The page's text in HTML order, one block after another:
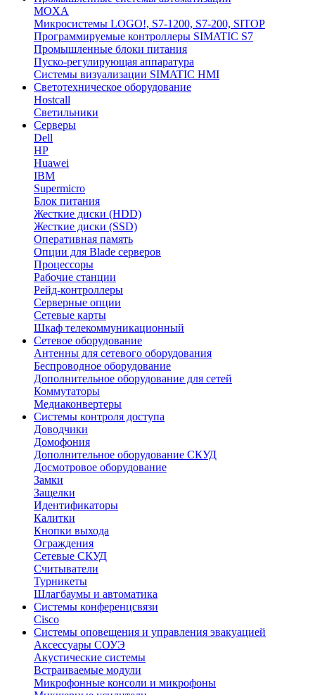
MOXA
Микросистемы LOGO!, S7-1200, S7-200, SITOP
Программируемые контроллеры SIMATIC S7
Промышленные блоки питания
Пуско-регулирующая аппаратура
Системы визуализации SIMATIC HMI
Светотехническое оборудование
Hostcall
Светильники
Серверы
Dell
HP
Huawei
IBM
Supermicro
Блок питания
Жесткие диски (HDD)
Жесткие диски (SSD)
Оперативная память
Опции для Blade серверов
Процессоры
Рабочие станции
Рейд-контроллеры
Серверные опции
Сетевые карты
Шкаф телекоммуникационный
Сетевое оборудование
Антенны для сетевого оборудования
Беспроводное оборудование
Дополнительное оборудование для сетей
Коммутаторы
Медиаконвертеры
Системы контроля доступа
Доводчики
Домофония
Дополнительное оборудование СКУД
Досмотровое оборудование
Замки
Защелки
Идентификаторы
Калитки
Кнопки выхода
Ограждения
Сетевые СКУД
Считыватели
Турникеты
Шлагбаумы и автоматика
Системы конференцсвязи
Cisco
Системы оповещения и управления эвакуацией
Аксессуары СОУЭ
Акустические системы
Встраиваемые модули
Микрофонные консоли и микрофоны